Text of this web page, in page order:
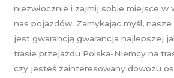
niezwłocznie i zajmij sobie miejsce w
nas pojazdów. Zamykając myśl,
jest gwarancją gwarancja najlepszej
trasie przejazdu Polska-Niemcy na
czy jesteś zainteresowany dowozu